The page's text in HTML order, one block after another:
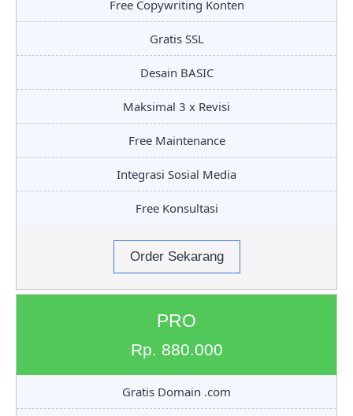
Free Copywriting Konten
Gratis SSL
Desain BASIC
Maksimal 3 x Revisi
Free Maintenance
Integrasi Sosial Media
Free Konsultasi
Order Sekarang
PRO
Rp. 880.000
Gratis Domain .com